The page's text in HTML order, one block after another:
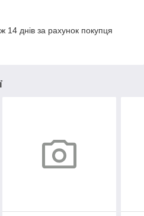
14 днів за рахунок покупця